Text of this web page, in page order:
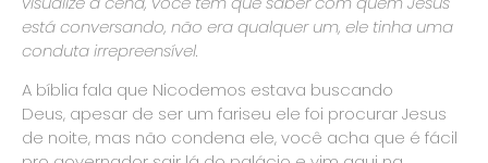
está conversando, não era qualquer um, ele tinha uma
conduta irrepreensível.
A bíblia fala que Nicodemos estava buscando
Deus, apesar de ser um fariseu ele foi procurar Jesus
de noite, mas não condena ele, você acha que é fácil